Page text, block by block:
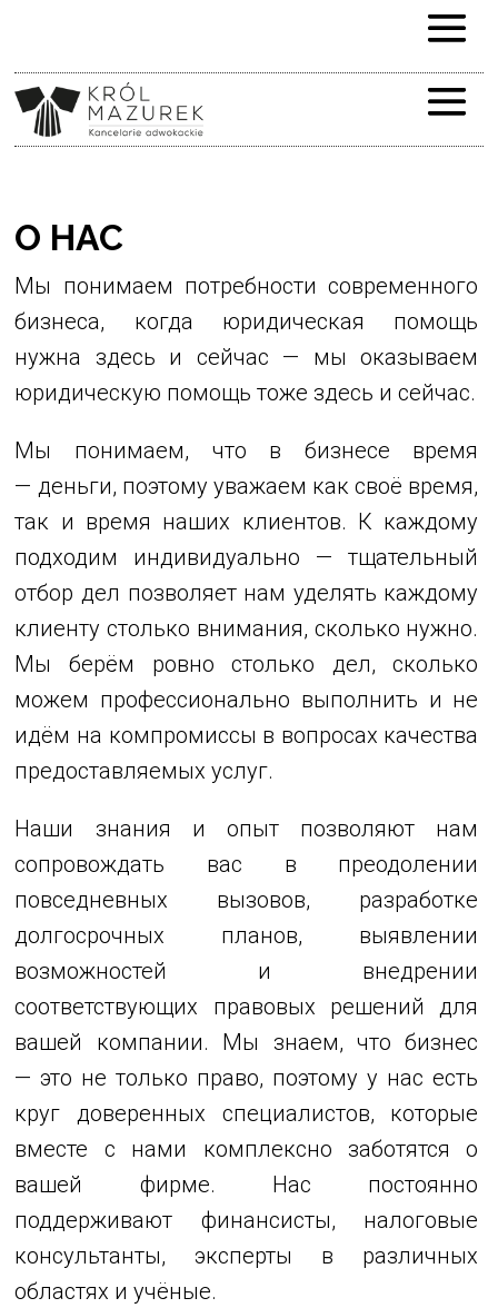
О НАС
Мы понимаем потребности современного
бизнеса, когда юридическая помощь
нужна здесь и сейчас — мы оказываем
юридическую помощь тоже здесь и сейчас.
Мы понимаем, что в бизнесе время
— деньги, поэтому уважаем как своё время,
так и время наших клиентов. К каждому
подходим индивидуально — тщательный
отбор дел позволяет нам уделять каждому
клиенту столько внимания, сколько нужно.
Мы берём ровно столько дел, сколько
можем профессионально выполнить и не
идём на компромиссы в вопросах качества
предоставляемых услуг.
Наши знания и опыт позволяют нам
сопровождать вас в преодолении
повседневных вызовов, разработке
долгосрочных планов, выявлении
возможностей и внедрении
соответствующих правовых решений для
вашей компании. Мы знаем, что бизнес
— это не только право, поэтому у нас есть
круг доверенных специалистов, которые
вместе с нами комплексно заботятся о
вашей фирме. Нас постоянно
поддерживают финансисты, налоговые
консультанты, эксперты в различных
областях и учёные.